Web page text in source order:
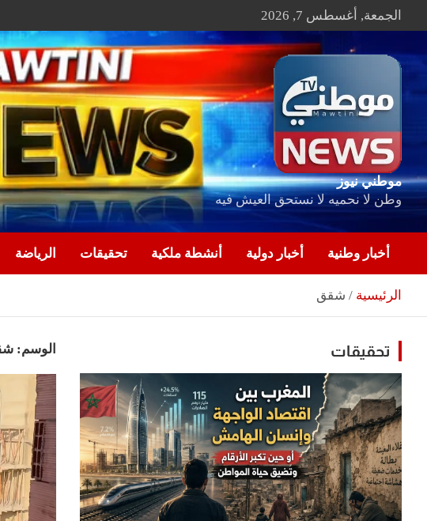
الجمعة, أغسطس 7, 2026
موطني نيوز
وطن لا نحميه لا نستحق العيش فيه
أخبار وطنية أخبار دولية أنشطة ملكية تحقيقات الرياضة
الرئيسية شقق
الوسم: تحقيقات